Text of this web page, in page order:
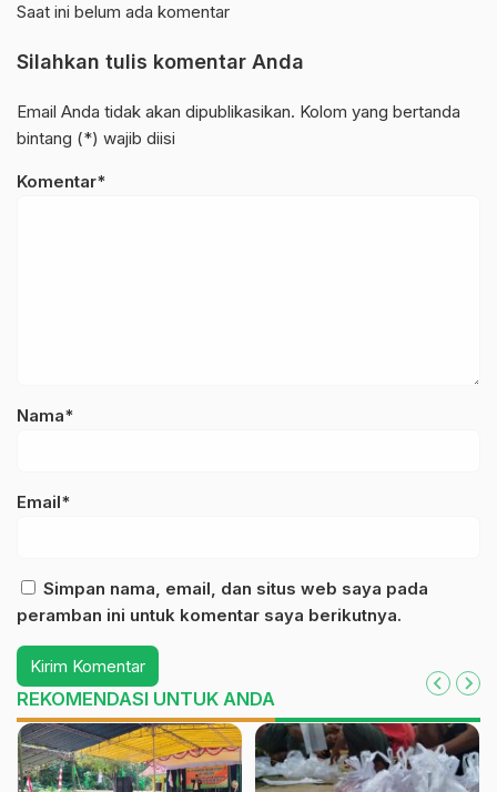
Saat ini belum ada komentar
Silahkan tulis komentar Anda
Email Anda tidak akan dipublikasikan. Kolom yang bertanda
bintang (*) wajib diisi
Komentar*
Nama*
Email*
Simpan nama, email, dan situs web saya pada
peramban ini untuk komentar saya berikutnya.
REKOMENDASI UNTUK ANDA